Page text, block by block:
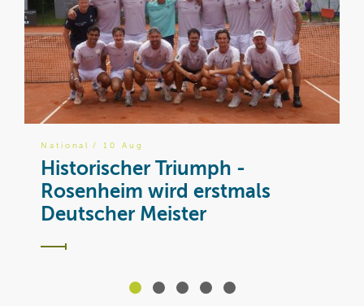
National / 10 Aug
Historischer Triumph -
Rosenheim wird erstmals
Deutscher Meister